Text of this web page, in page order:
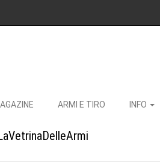
ARMI E TIRO INFO